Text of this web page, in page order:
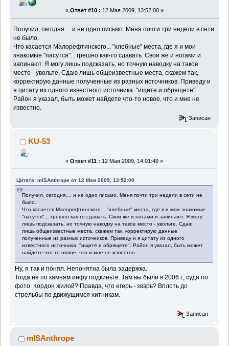
« Ответ #10 : 12 Мая 2009, 13:52:00 »
Получил, сегодня.... и не одно письмо. Меня почти три недели в сети
не было.
Что касается Малорефтинского... "хлебные" места, где я и мои
знакомые "пасутся"... грешно как-то сдавать. Свои же и ногами и
запинают. Я могу лишь подсказать, но точную наводку на такое
место - увольте. Сдаю лишь общеизвестные места, скажем так,
корректирую данные полученные из разных источников. Приведу и
я цитату из одного известного источника: "ищите и обрящете".
Район я указал, быть может найдете что-то новое, что и мне не
известно.
Записан
KU-53
« Ответ #11 : 12 Мая 2009, 14:01:49 »
Цитата: mISAnthrope от 12 Мая 2009, 13:52:00
Получил, сегодня.... и не одно письмо. Меня почти три недели в сети не
было.
Что касается Малорефтинского... "хлебные" места, где я и мои знакомые
"пасутся"... грешно как-то сдавать. Свои же и ногами и запинают. Я могу
лишь подсказать, но точную наводку на такое место - увольте. Сдаю
лишь общеизвестные места, скажем так, корректирую данные
полученные из разных источников. Приведу и я цитату из одного
известного источника: "ищите и обрящете". Район я указал, быть может
найдете что-то новое, что и мне не известно.
Ну, я так и понял. Непонятна была задержка.
Тогда не по камням инфу подкиньте. Там вы были в 2006 г., судя по
фото. Кордон жилой? Правда, что егерь - звэрь? Вплоть до
стрельбы по движущимся хитникам.
Записан
mISAnthrope